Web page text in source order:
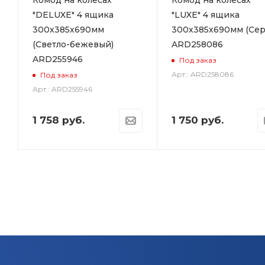
"DELUXE" 4 ящика
300х385х690мм
(Светло-бежевый)
ARD255946
Под заказ
Арт.: ARD255946
1 758 руб.
"LUXE" 4 ящика
300х385х690мм
ARD258086
Под заказ
Арт.: ARD258086
1 750 руб.